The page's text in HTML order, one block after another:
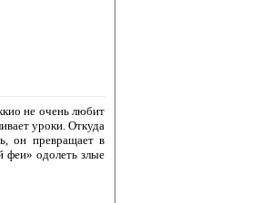
не очень любит
уроки. Откуда
он превращает в
феи» одолеть злые